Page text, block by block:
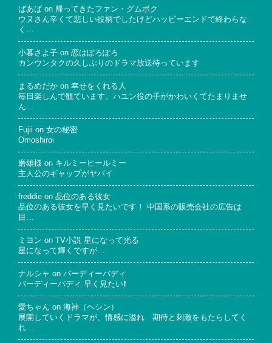
ばあば on 帰ってきたファン・グムボク
ウヌさん辛くて悲しい役柄でしたけどハッピーエンドで終わらな
く…
小暮さよ子 on 恋はぽろぽろ
カンウンタクの久しぶりのドラマ放送待っています
まるめだか on 幸せをくれる人
毎日楽しんで観ています。ハユン役の子がかわいくてたまりませ
ん…
Fujii on 女の秘密
Omoshiroi
磨雄様 on キルミーヒールミー
主人公のギャップがヤバイ
freddie on 品位のある彼女
品位のある彼女を早く見たいです！ 中国系の販売会社の広告は
目…
ミヨン on
TV小説 星になって光る
星になって輝くですが…
ナルシャ on バーディーバディ
バーディーバディ 早く見たい❗
愛ちゃん on 海神（ヘシン）
展開していくドラマが、情感に溢れ 期待と刺激をもたらしてく
れ…